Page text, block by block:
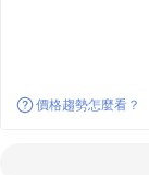
價格趨勢怎麼看？